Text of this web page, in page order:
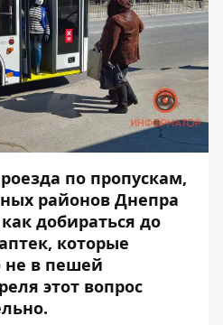
по пропускам,
районов Днепра
добираться до
которые
не в пешей
этот вопрос